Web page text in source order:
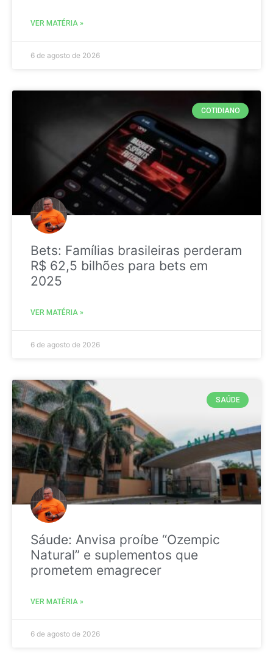
VER MATÉRIA »
6 de agosto de 2026
COTIDIANO
Bets: Famílias brasileiras perderam
R$ 62,5 bilhões para bets em
2025
VER MATÉRIA »
6 de agosto de 2026
SAÚDE
Sáude: Anvisa proíbe “Ozempic
Natural” e suplementos que
prometem emagrecer
VER MATÉRIA »
6 de agosto de 2026